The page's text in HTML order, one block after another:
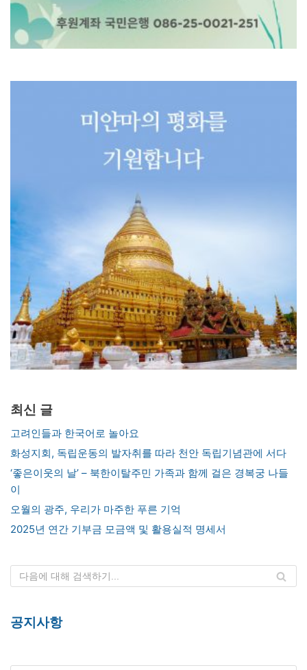
최신 글
고려인들과 한국어로 놀아요
화성지회, 독립운동의 발자취를 따라 천안 독립기념관에 서다
‘좋은이웃의 날’ – 북한이탈주민 가족과 함께 걸은 경복궁 나들
이
오월의 광주, 우리가 마주한 푸른 기억
2025년 연간 기부금 모금액 및 활용실적 명세서
공지사항